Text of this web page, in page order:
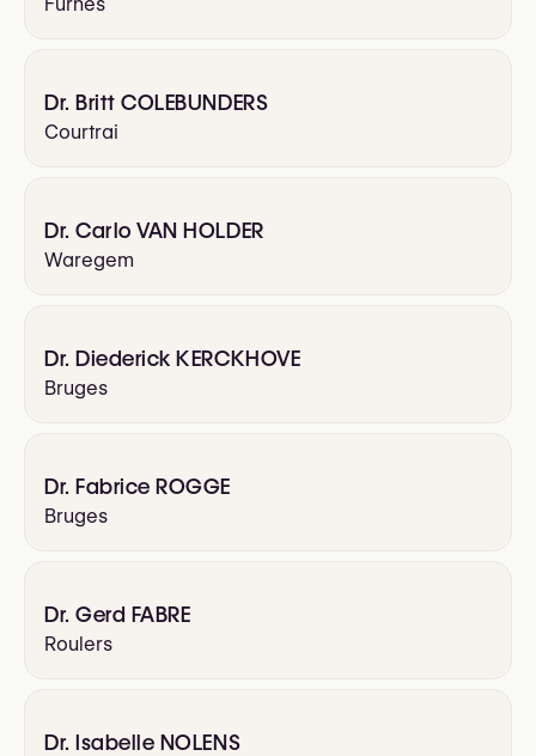
Dr. Britt COLEBUNDERS
Courtrai
Dr. Carlo VAN HOLDER
Waregem
Dr. Diederick KERCKHOVE
Bruges
Dr. Fabrice ROGGE
Bruges
Dr. Gerd FABRE
Roulers
Dr. Isabelle NOLENS